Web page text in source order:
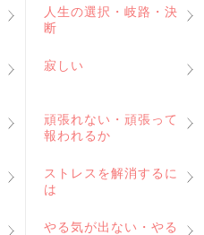
人生の選択・岐路・決
断
寂しい
頑張れない・頑張って
報われるか
ストレスを解消するに
は
やる気が出ない・やる